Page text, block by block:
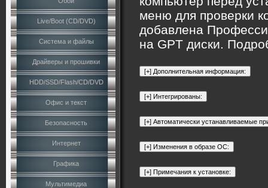
Live/Boot (CD/DVD)
Система и файлы
Драйверы и прошивки
HDD/SSD/Flash/CD/DVD
Офис и текст
Безопасность
Интернет
Графика
Мультимедиа
меню для проверки
добавлена
на GPT диски.